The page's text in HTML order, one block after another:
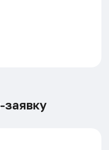
заявку